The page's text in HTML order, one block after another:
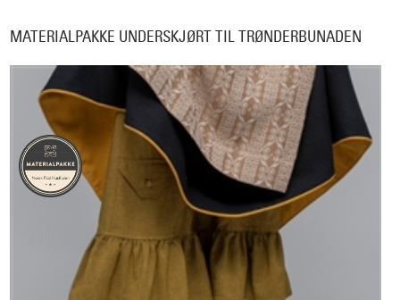
MATERIALPAKKE UNDERSKJØRT TIL TRØNDERBUNADEN